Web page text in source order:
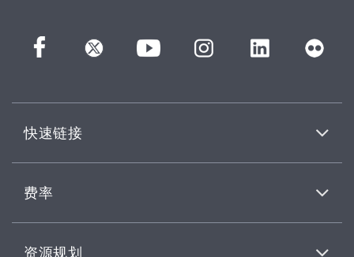
快速链接
费率
资源规划